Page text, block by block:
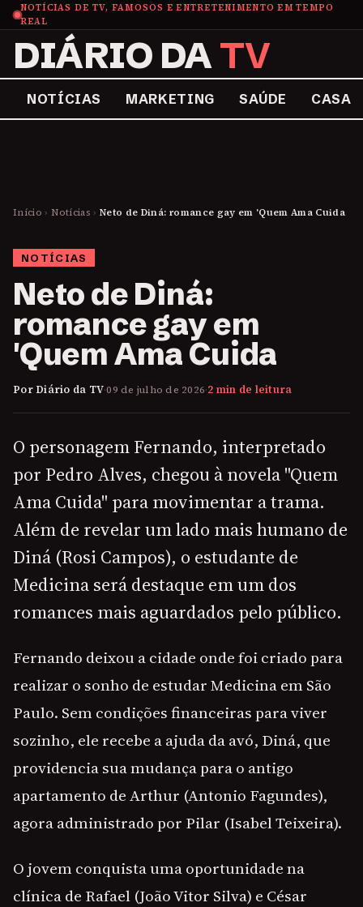
NOTÍCIAS DE TV, FAMOSOS E ENTRETENIMENTO EM TEMPO
REAL
DIÁRIO DATV
NOTÍCIAS MARKETING SAÚDE CASA
Início › Notícias › Neto de Diná: romance gay em 'Quem Ama Cuida
NOTÍCIAS
Neto de Diná:
romance gay em
'Quem Ama Cuida
Por Diário da TV·09 de julho de 2026·2 min de leitura
O personagem Fernando, interpretado
por Pedro Alves, chegou à novela "Quem
Ama Cuida" para movimentar a trama.
Além de revelar um lado mais humano de
Diná (Rosi Campos), o estudante de
Medicina será destaque em um dos
romances mais aguardados pelo público.
Fernando deixou a cidade onde foi criado para
realizar o sonho de estudar Medicina em São
Paulo. Sem condições financeiras para viver
sozinho, ele recebe a ajuda da avó, Diná, que
providencia sua mudança para o antigo
apartamento de Arthur (Antonio Fagundes),
agora administrado por Pilar (Isabel Teixeira).
O jovem conquista uma oportunidade na
clínica de Rafael (João Vitor Silva) e César